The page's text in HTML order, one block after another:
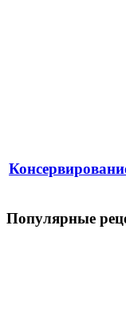
Популярные